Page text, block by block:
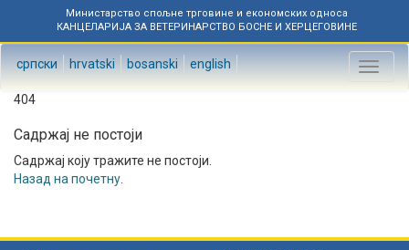
Министарство спољне трговине и економских односа
КАНЦЕЛАРИЈА ЗА ВЕТЕРИНАРСТВО БОСНЕ И ХЕРЦЕГОВИНЕ
српски hrvatski bosanski english
Toggle
404
Садржај не постоји
Садржај коју тражите не постоји.
Назад на почетну